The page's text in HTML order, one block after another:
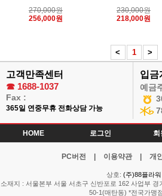
270,000원
256,000원
230,000원
218,000원
< 1 >
고객만족센터
☎ 1688-1037
Fax :
365일 연중무휴 전화상담 가능
입금
예금
HOME 로그인 회
PC버전 이용약관 개
상호: (주)88플라워
소재지 : 서울본부 서울 서초구 신반포로 162 사업부
50-1(매탄동) *전국가맹